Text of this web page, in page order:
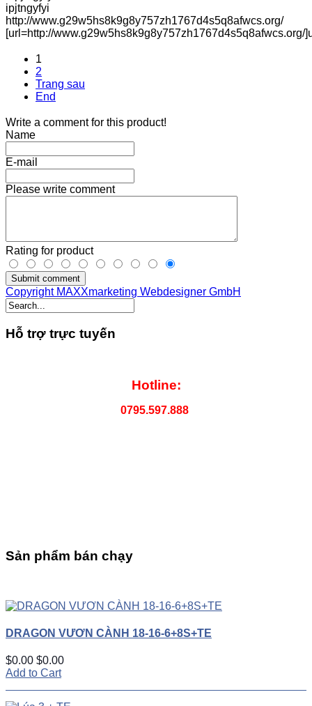
ipjtngyfyi
http://www.g29w5hs8k9g8y757zh1767d4s5q8afwcs.org/
[url=http://www.g29w5hs8k9g8y757zh1767d4s5q8afwcs.org/
1
2
Trang sau
End
Write a comment for this product!
Name
E-mail
Please write comment
Rating for product
Submit comment
Copyright MAXXmarketing Webdesigner GmbH
Hỗ trợ trực tuyến
Hotline:
0795.597.888
Sản phẩm bán chạy
DRAGON VƯƠN CÀNH 18-16-6+8S+TE
$0.00 $0.00
Add to Cart